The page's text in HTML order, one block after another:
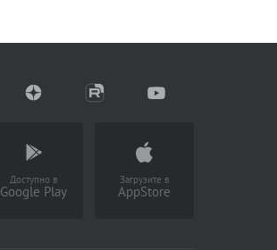
Доступно в
Google Play
Загрузите в
AppStore